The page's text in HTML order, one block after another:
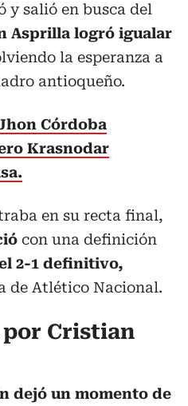
y salió en busca del
Asprilla logró igualar
la esperanza a
antioqueño.
Córdoba
Krasnodar
en su recta final,
con una definición
2-1 definitivo,
de Atlético Nacional.
Cristian
dejó un momento de